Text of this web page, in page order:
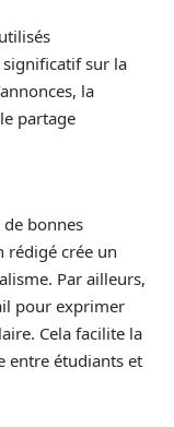
sur la
la
partage
bonnes
rédigé crée un
Par ailleurs,
pour exprimer
Cela facilite la
entre étudiants et